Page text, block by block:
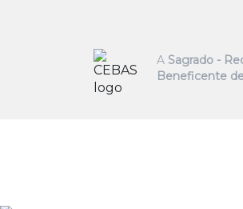
A Sagrado -
Beneficente